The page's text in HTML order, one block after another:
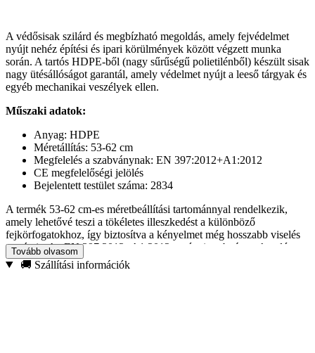
A védősisak szilárd és megbízható megoldás, amely fejvédelmet
nyújt nehéz építési és ipari körülmények között végzett munka
során. A tartós HDPE-ből (nagy sűrűségű polietilénből) készült sisak
nagy ütésállóságot garantál, amely védelmet nyújt a leeső tárgyak és
egyéb mechanikai veszélyek ellen.
Műszaki adatok:
Anyag: HDPE
Méretállítás: 53-62 cm
Megfelelés a szabványnak: EN 397:2012+A1:2012
CE megfelelőségi jelölés
Bejelentett testület száma: 2834
A termék 53-62 cm-es méretbeállítási tartománnyal rendelkezik,
amely lehetővé teszi a tökéletes illeszkedést a különböző
fejkörfogatokhoz, így biztosítva a kényelmet még hosszabb viselés
esetén is. Az EN 397:2012+A1:2012 európai szabványnak való
megfelelés és a CE-jelölés megerősíti, hogy a sisak megfelel a
szigorú biztonsági követelményeknek és megfelel az egyéni
Tovább olvasom
🚚 Szállítási információk